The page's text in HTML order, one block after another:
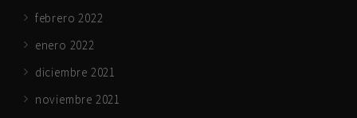
febrero 2022
enero 2022
diciembre 2021
noviembre 2021